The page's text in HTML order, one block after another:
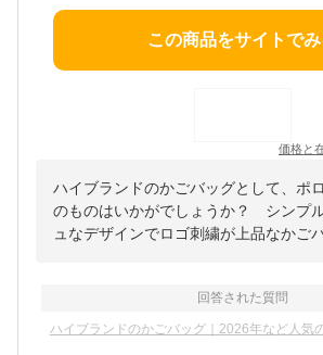
この商品をサイトでみ
価格と
ハイブランドのかごバッグとして、ポ
のものはいかがでしょうか？ シンプ
ュなデザインでロゴ刺繍が上品なかご
回答された質問
ハイブランドのかごバッグ｜2026年など人気